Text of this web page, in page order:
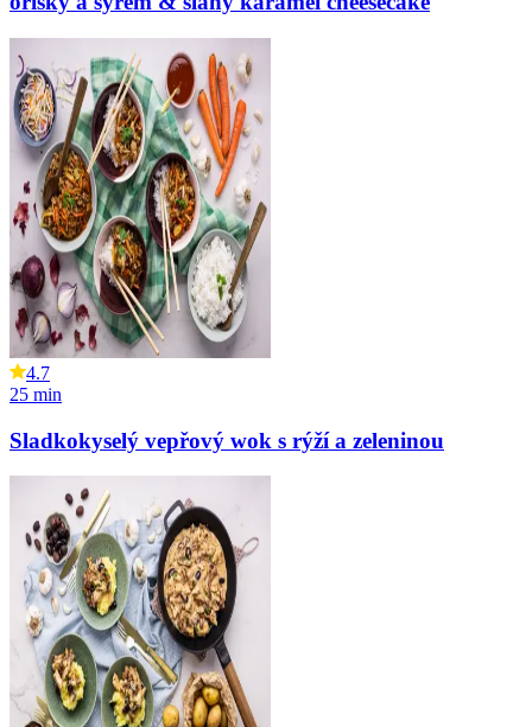
4.7
25 min
Sladkokyselý vepřový wok s rýží a zeleninou